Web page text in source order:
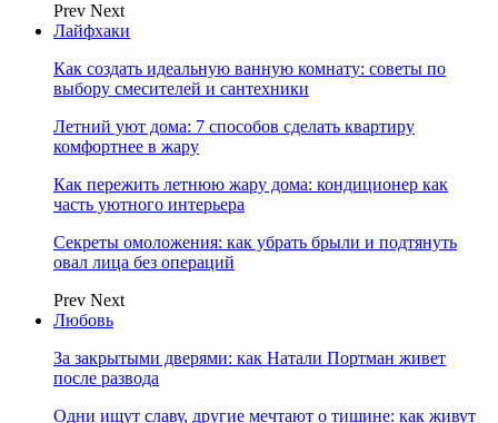
Prev Next
Лайфхаки
Как создать идеальную ванную комнату: советы по
выбору смесителей и сантехники
Летний уют дома: 7 способов сделать квартиру
комфортнее в жару
Как пережить летнюю жару дома: кондиционер как
часть уютного интерьера
Секреты омоложения: как убрать брыли и подтянуть
овал лица без операций
Prev Next
Любовь
За закрытыми дверями: как Натали Портман живет
после развода
Одни ищут славу, другие мечтают о тишине: как живут